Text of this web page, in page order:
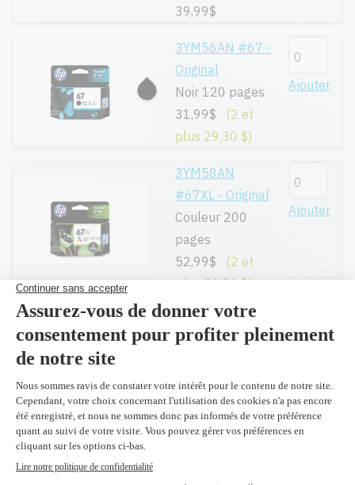
39,99$
3YM56AN #67 -
Original
Noir 120 pages
31,99$
(2 et
plus 29,30 $)
Ajouter
3YM58AN
#67XL - Original
Couleur 200
pages
52,99$
(2 et
plus 50,70 $)
Ajouter
Réusiné
supérieur en
#67XL
Couleur 200
pages
Ajouter